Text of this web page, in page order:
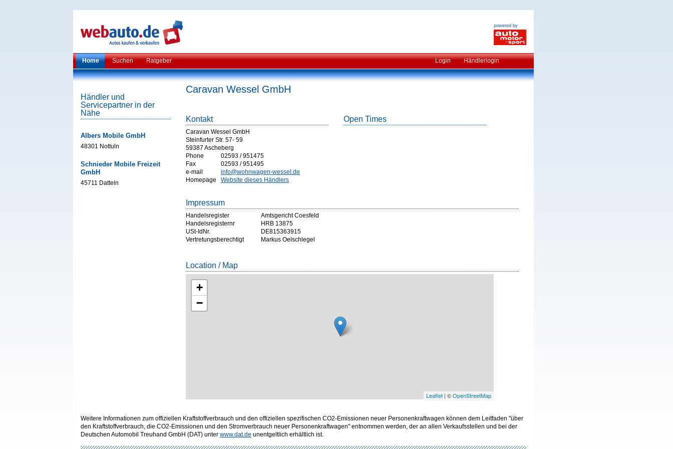
powered by
Home Suchen Ratgeber Login Händlerlogin
Händler und
Servicepartner in der
Nähe
Albers Mobile GmbH
48301 Nottuln
Schnieder Mobile Freizeit
GmbH
45711 Datteln
Caravan Wessel GmbH
Kontakt
Caravan Wessel GmbH
Steinfurter Str. 57- 59
59387 Ascheberg
Phone
02593 / 951475
Fax
02593 / 951495
e-mail
info@wohnwagen-wessel.de
Homepage
Website dieses Händlers
Open Times
Impressum
Handelsregister
Amtsgericht Coesfeld
Handelsregisternr
HRB 13875
USt-IdNr.
DE815363915
Vertretungsberechtigt
Markus Oelschlegel
Location / Map
+
−
Leaflet | ©OpenStreetMap
Weitere Informationen zum offiziellen Kraftstoffverbrauch und den offiziellen spezifischen CO2-Emissionen neuer Personenkraftwagen können dem Leitfaden "über
den Kraftstoffverbrauch, die CO2-Emissionen und den Stromverbrauch neuer Personenkraftwagen" entnommen werden, der an allen Verkaufsstellen und bei der
Deutschen Automobil Treuhand GmbH (DAT) unter www.dat.de unentgeltlich erhältlich ist.